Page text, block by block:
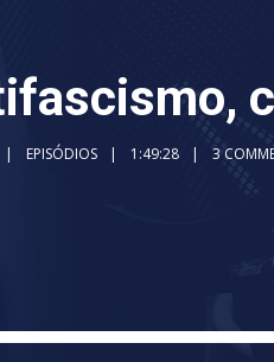
EPISÓDIOS 1:49:28 3